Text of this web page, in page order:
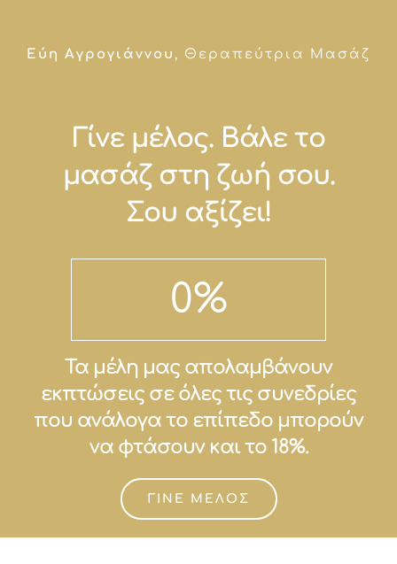
Εύη Αγρογιάννου , Θεραπεύτρια Μασάζ
Γίνε μέλος. Βάλε το
μασάζ στη ζωή σου.
Σου αξίζει!
0%
Τα μέλη μας απολαμβάνουν
εκπτώσεις σε όλες τις συνεδρίες
που ανάλογα το επίπεδο μπορούν
να φτάσουν και το 18%.
ΓΙΝΕ ΜΕΛΟΣ